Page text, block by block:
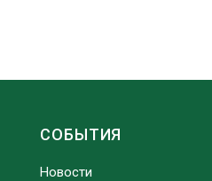
СОБЫТИЯ
Новости